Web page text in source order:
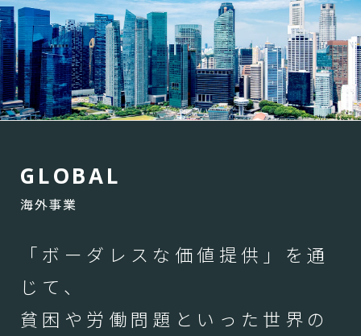
G LOBAL
海外事業
「ボーダレスな価値提供」を通
じて、
貧困や労働問題といった世界の